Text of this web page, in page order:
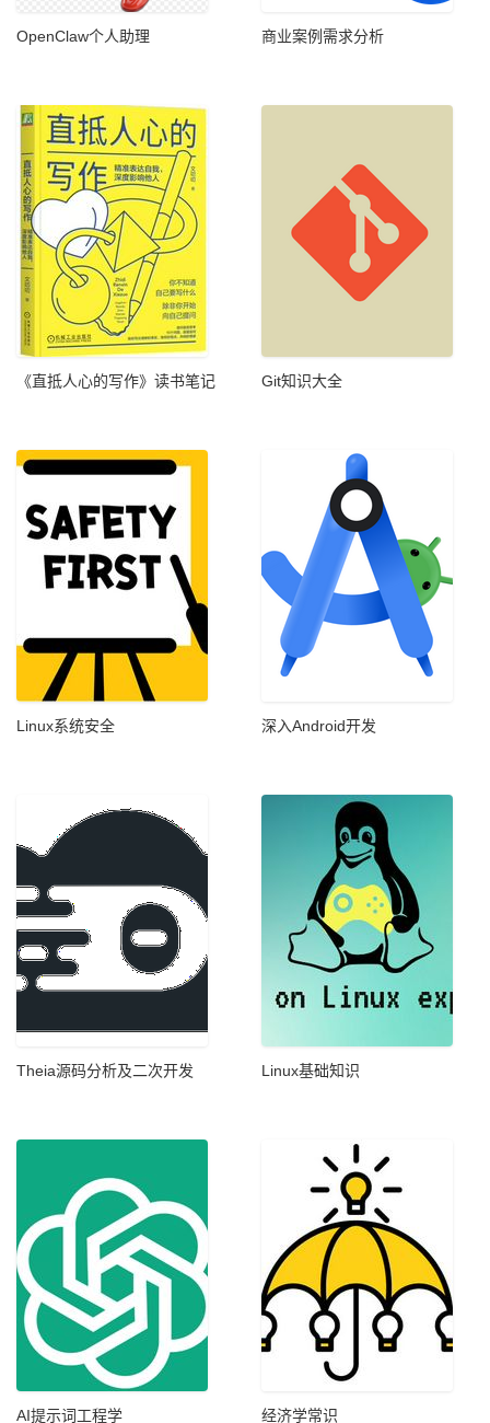
OpenClaw个人助理 商业案例需求分析
《直抵人心的写作》读书笔记 Git知识大全
Linux系统安全 深入Android开发
Theia源码分析及二次开发 Linux基础知识
AI提示词工程学 经济学常识